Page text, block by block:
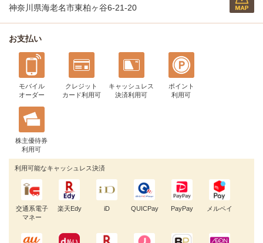
神奈川県海老名市東柏ヶ谷6-21-20
お支払い
モバイル
オーダー
クレジット
カード利用可
キャッシュレス
決済利用可
ポイント
利用可
株主優待券
利用可
利用可能なキャッシュレス決済
交通系電子
マネー
楽天Edy iD QUICPay PayPay メルペイ